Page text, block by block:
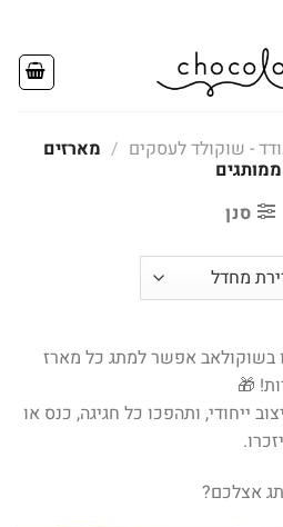
- שוקולד לעסקים / מארזים
ממותגים
סנן
בשוקולאב אפשר למתג כל מארז
ייחודי, ותהפכו כל חגיגה, כנס או
אצלכם?